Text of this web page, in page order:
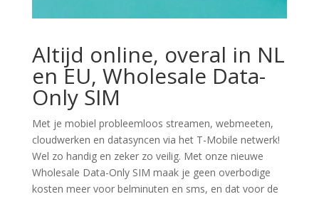
Altijd online, overal in NL
en EU, Wholesale Data-
Only SIM
Met je mobiel probleemloos streamen, webmeeten,
cloudwerken en datasyncen via het T-Mobile netwerk!
Wel zo handig en zeker zo veilig. Met onze nieuwe
Wholesale Data-Only SIM maak je geen overbodige
kosten meer voor belminuten en sms, en dat voor de